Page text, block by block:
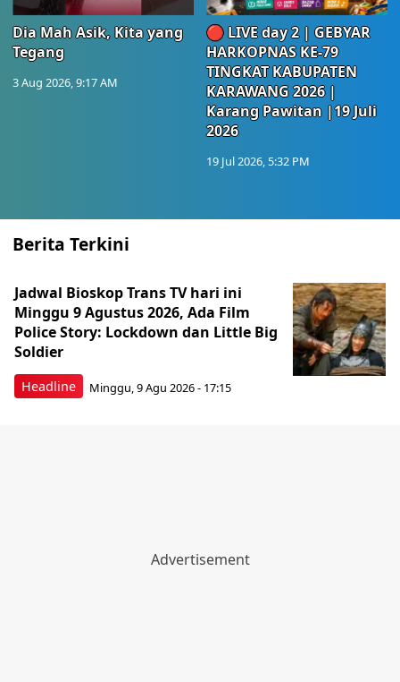
Dia Mah Asik, Kita yang
Tegang
3 Aug 2026, 9:17 AM
🔴 LIVE day 2 | GEBYAR
HARKOPNAS KE-79
TINGKAT KABUPATEN
KARAWANG 2026 |
Karang Pawitan |19 Juli
2026
19 Jul 2026, 5:32 PM
Berita Terkini
Headline
Jadwal Bioskop Trans TV hari ini
Minggu 9 Agustus 2026, Ada Film
Police Story: Lockdown dan Little Big
Soldier
Minggu, 9 Agu 2026 - 17:15